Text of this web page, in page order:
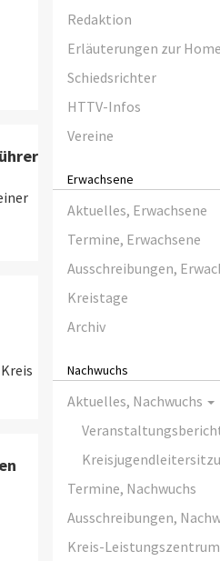
Redaktion
Erläuterungen zur
Schiedsrichter
HTTV-Infos
Vereine
Erwachsene
Aktuelles, Erwachsene
Termine, Erwachsene
Ausschreibungen,
Kreistage
Archiv
Nachwuchs
Aktuelles, Nachwuchs
Termine, Nachwuchs
Ausschreibungen,
Kreis-Leistungszentrum